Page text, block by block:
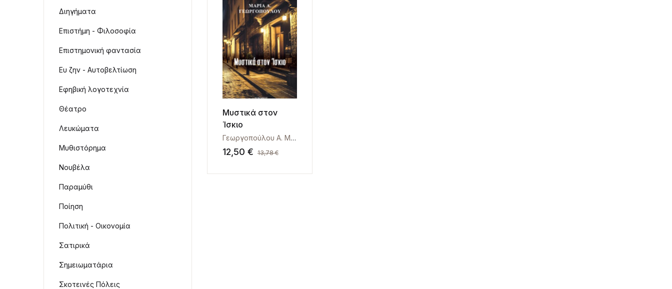
Μυστικά στον
Ίσκιο
Γεωργοπούλου Α. Μαρία
12,50 € 13,78€
Διηγήματα
Επιστήμη - Φιλοσοφία
Επιστημονική φαντασία
Ευ ζην - Αυτοβελτίωση
Εφηβική λογοτεχνία
Θέατρο
Λευκώματα
Μυθιστόρημα
Νουβέλα
Παραμύθι
Ποίηση
Πολιτική - Οικονομία
Σατιρικά
Σημειωματάρια
Σκοτεινές Πόλεις